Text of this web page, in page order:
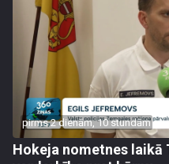
pirms 2 dienām, 10 stundām
Hokeja nometnes laikā